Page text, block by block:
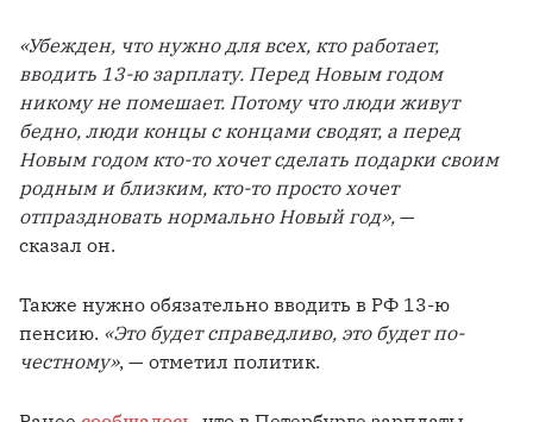
«Убежден, что нужно для всех, кто работает,
вводить 13-ю зарплату. Перед Новым годом
никому не помешает. Потому что люди живут
бедно, люди концы с концами сводят, а перед
Новым годом кто-то хочет сделать подарки своим
родным и близким, кто-то просто хочет
отпраздновать нормально Новый год», —
сказал он.
Также нужно обязательно вводить в РФ 13-ю
пенсию. «Это будет справедливо, это будет по-
честному», — отметил политик.